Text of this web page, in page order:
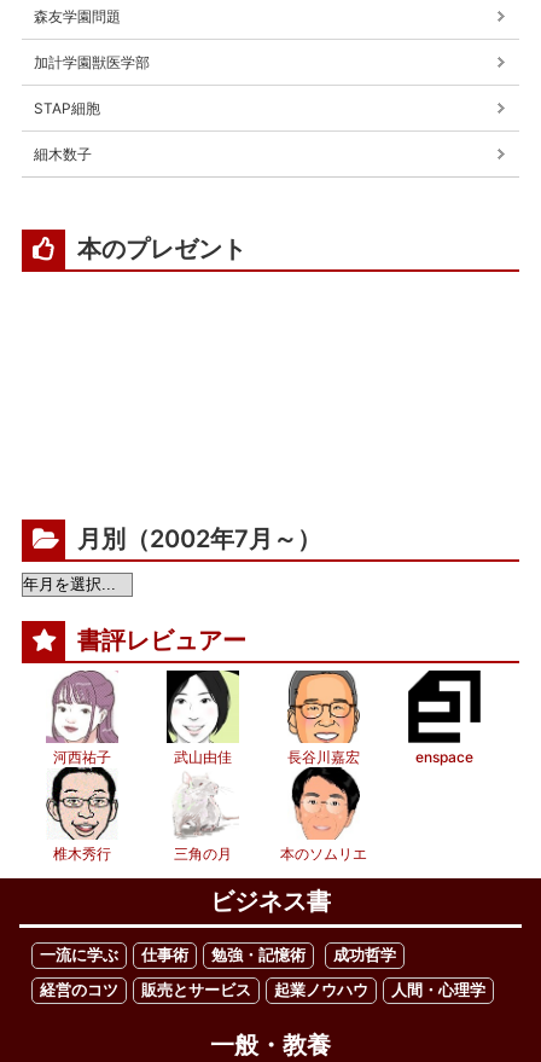
森友学園問題
加計学園獣医学部
STAP細胞
細木数子
本のプレゼント
月別（2002年7月～）
書評レビュアー
河西祐子 武山由佳 長谷川嘉宏 enspace
椎木秀行 三角の月 本のソムリエ
ビジネス書
一流に学ぶ 仕事術 勉強・記憶術
成功哲学
経営のコツ
販売とサービス 起業ノウハウ 人間・心理学
一般・教養